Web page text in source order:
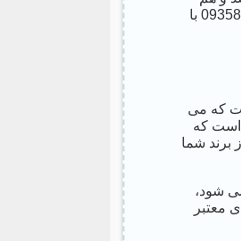
نتیجه بخش. برای مشاوره و سفارش می توانید از طریق واتساپ یا تلگرام به شماره 09358323497 با
که می
است که
برند شما
شود،
معتبر